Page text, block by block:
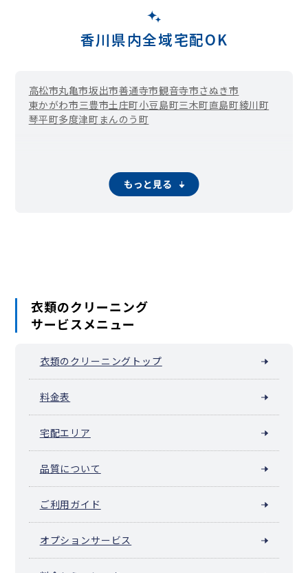
香川県内全域宅配OK
高松市丸亀市坂出市善通寺市観音寺市さぬき市
東かがわ市三豊市土庄町小豆島町三木町直島町綾川町
琴平町多度津町 まんのう町
もっと見る
衣類のクリーニング
サービスメニュー
衣類のクリーニングトップ
料金表
宅配エリア
品質について
ご利用ガイド
オプションサービス